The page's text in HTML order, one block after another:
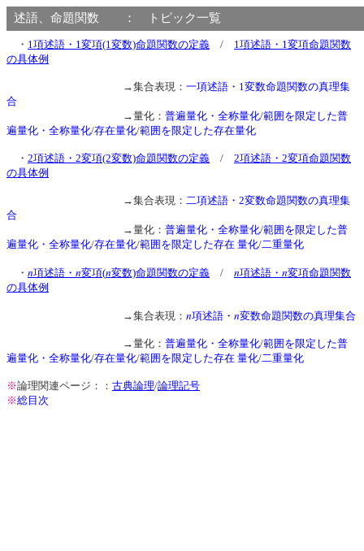
述語、命題関数 ： トピック一覧
・ 1項述語・1変項(1変数)命題関数の定義 / 1項述語・1変項命題関数
の具体例
→集合表現： 一項述語・1変数命題関数の真理集
合
→量化： 普遍量化・全称量化/範囲を限定した普
遍量化・全称量化/存在量化/範囲を限定した存在量化
・ 2項述語・2変項(2変数)命題関数の定義 / 2項述語・2変項命題関数
の具体例
→集合表現： 二項述語・2変数命題関数の真理集
合
→量化： 普遍量化・全称量化/範囲を限定した普
遍量化・全称量化/存在量化/範囲を限定した存在 量化/二重量化
・ n項述語・ n変項(n変数)命題関数の定義 / n項述語・ n変項命題関数
の具体例
→集合表現： n項述語・ n変数命題関数の真理集合
→量化： 普遍量化・全称量化/範囲を限定した普
遍量化・全称量化/存在量化/範囲を限定した存在 量化/二重量化
※論理関連ページ：： 古典論理/論理記号
※総目次